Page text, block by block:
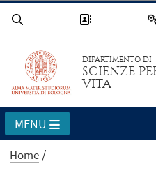
DIPARTIMENTO DI
SCIENZE
VITA
MENU
Home